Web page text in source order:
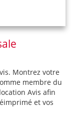
Montrez votre
membre du
Avis afin
et vos